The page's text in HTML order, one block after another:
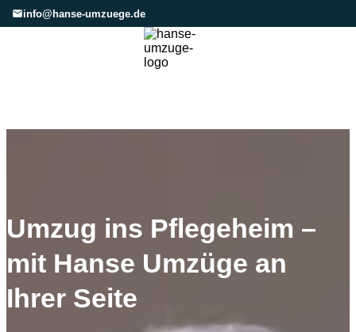
info@hanse-umzuege.de
Umzug ins Pflegeheim –
mit Hanse Umzüge an
Ihrer Seite